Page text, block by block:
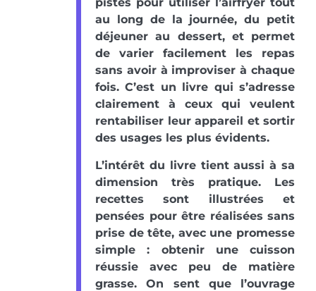
au long de la journée, du petit
déjeuner au dessert, et permet
de varier facilement les repas
sans avoir à improviser à chaque
fois. C’est un livre qui s’adresse
clairement à ceux qui veulent
rentabiliser leur appareil et sortir
des usages les plus évidents.
L’intérêt du livre tient aussi à sa
dimension très pratique. Les
recettes sont illustrées et
pensées pour être réalisées sans
prise de tête, avec une promesse
simple : obtenir une cuisson
réussie avec peu de matière
grasse. On sent que l’ouvrage